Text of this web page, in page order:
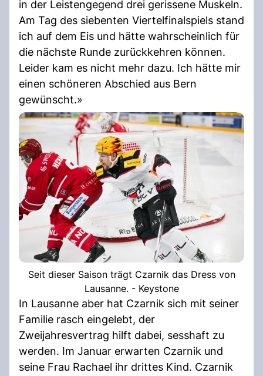
in der Leistengegend drei gerissene Muskeln.
Am Tag des siebenten Viertelfinalspiels stand
ich auf dem Eis und hätte wahrscheinlich für
die nächste Runde zurückkehren können.
Leider kam es nicht mehr dazu. Ich hätte mir
einen schöneren Abschied aus Bern
gewünscht.»
Seit dieser Saison trägt Czarnik das Dress von
Lausanne. - Keystone
In Lausanne aber hat Czarnik sich mit seiner
Familie rasch eingelebt, der
Zweijahresvertrag hilft dabei, sesshaft zu
werden. Im Januar erwarten Czarnik und
seine Frau Rachael ihr drittes Kind. Czarnik